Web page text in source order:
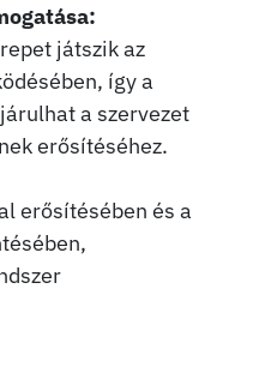
játszik az
így a
a szervezet
erősítéséhez.
erősítésében és a